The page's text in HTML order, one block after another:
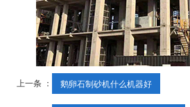
上一条 ： 鹅卵石制砂机什么机器好